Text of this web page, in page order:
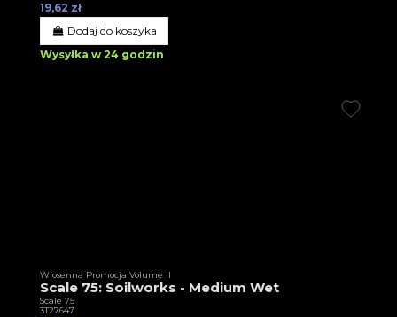
19,62 zł
Dodaj do koszyka
Wysyłka w 24 godzin
Wiosenna Promocja Volume II
Scale 75: Soilworks - Medium Wet
Scale 75
3T27647